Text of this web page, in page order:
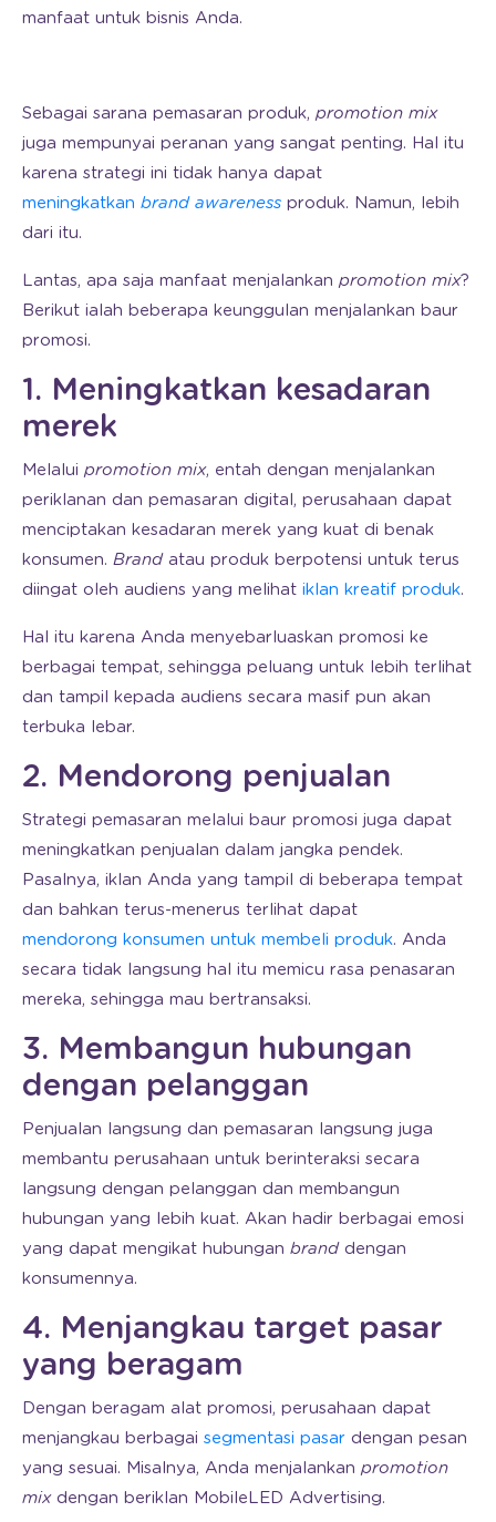
manfaat untuk bisnis Anda.
Sebagai sarana pemasaran produk, promotion mix
juga mempunyai peranan yang sangat penting. Hal itu
karena strategi ini tidak hanya dapat
meningkatkan brand awareness produk. Namun, lebih
dari itu.
Lantas, apa saja manfaat menjalankan promotion mix?
Berikut ialah beberapa keunggulan menjalankan baur
promosi.
1. Meningkatkan kesadaran
merek
Melalui promotion mix, entah dengan menjalankan
periklanan dan pemasaran digital, perusahaan dapat
menciptakan kesadaran merek yang kuat di benak
konsumen. Brand atau produk berpotensi untuk terus
diingat oleh audiens yang melihat iklan kreatif produk.
Hal itu karena Anda menyebarluaskan promosi ke
berbagai tempat, sehingga peluang untuk lebih terlihat
dan tampil kepada audiens secara masif pun akan
terbuka lebar.
2. Mendorong penjualan
Strategi pemasaran melalui baur promosi juga dapat
meningkatkan penjualan dalam jangka pendek.
Pasalnya, iklan Anda yang tampil di beberapa tempat
dan bahkan terus-menerus terlihat dapat
mendorong konsumen untuk membeli produk. Anda
secara tidak langsung hal itu memicu rasa penasaran
mereka, sehingga mau bertransaksi.
3. Membangun hubungan
dengan pelanggan
Penjualan langsung dan pemasaran langsung juga
membantu perusahaan untuk berinteraksi secara
langsung dengan pelanggan dan membangun
hubungan yang lebih kuat. Akan hadir berbagai emosi
yang dapat mengikat hubungan brand dengan
konsumennya.
4. Menjangkau target pasar
yang beragam
Dengan beragam alat promosi, perusahaan dapat
menjangkau berbagai segmentasi pasar dengan pesan
yang sesuai. Misalnya, Anda menjalankan promotion
mixdengan beriklan MobileLED Advertising.